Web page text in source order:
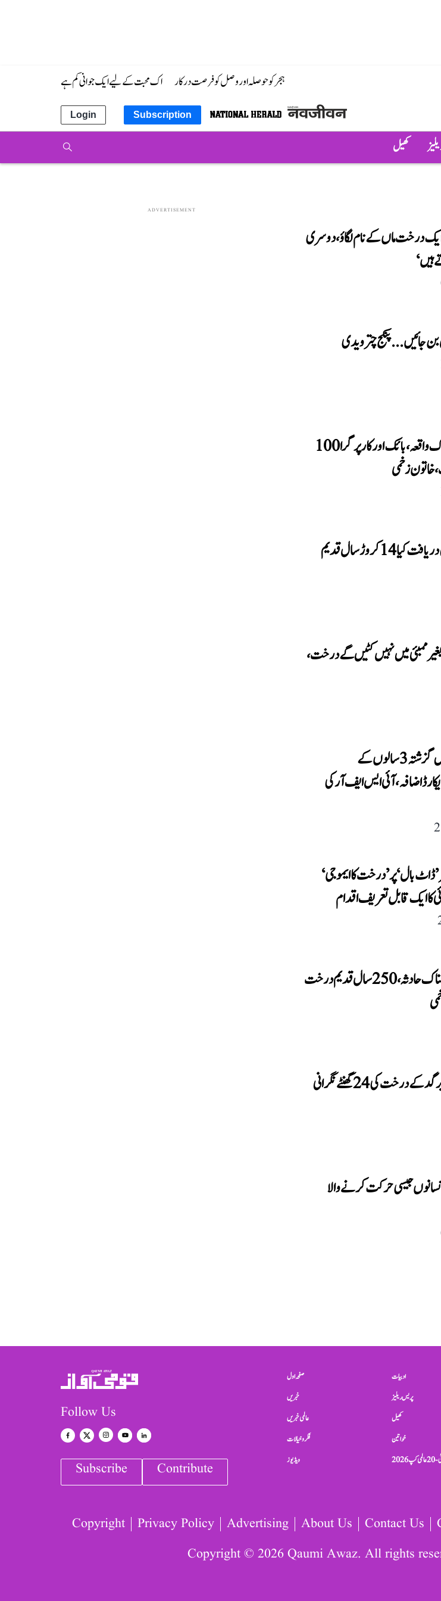
ہجر کو حوصلہ اور وصل کو فرصت درکار اک محبت کے لیے ایک جوانی کم ہے
Subscription
Login
کھیل
درخت ماں کے نام لگاؤ، دوسری
جائیں... پنکج چترویدی
دہلی میں بارش کے دوران دردناک واقعہ، بائک اور کار پر گرا 100
خاتون زخمی
ماہرین ارضیات نے جھارکھنڈ میں دریافت کیا 14 کروڑ سال قدیم
ممبئی میں نہیں کٹیں گے درخت،
جنگلات اور درختوں کے احاطہ میں گزشتہ 3 سالوں کے
کا ریکارڈ اضافہ، آئی ایس ایف آر کی
’ڈاٹ بال‘ پر ’درخت کا ایموجی‘
کا ایک قابل تعریف اقدام
چنڈی گڑھ واقع اسکول میں اندوہناک حادثہ، 250 سال قدیم درخت
دہلی میں لوگ 120 سال قدیم برگد کے درخت کی 24 گھنٹے نگرانی
جیسی حرکت کرنے والا
ADVERTISEMENT
Follow Us
Subscribe Contribute
صفحہ اول
خبریں
عالمی خبریں
فکر و خیالات
ویڈیوز
ادبیات
پریس ریلیز
کھیل
خواتین
کپ 2026
Copyright Privacy Policy Advertising About Us Contact Us
Copyright © 2026 Qaumi Awaz. All rights